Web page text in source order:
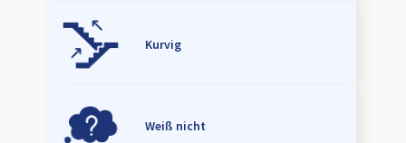
Kurvig
Weiß nicht